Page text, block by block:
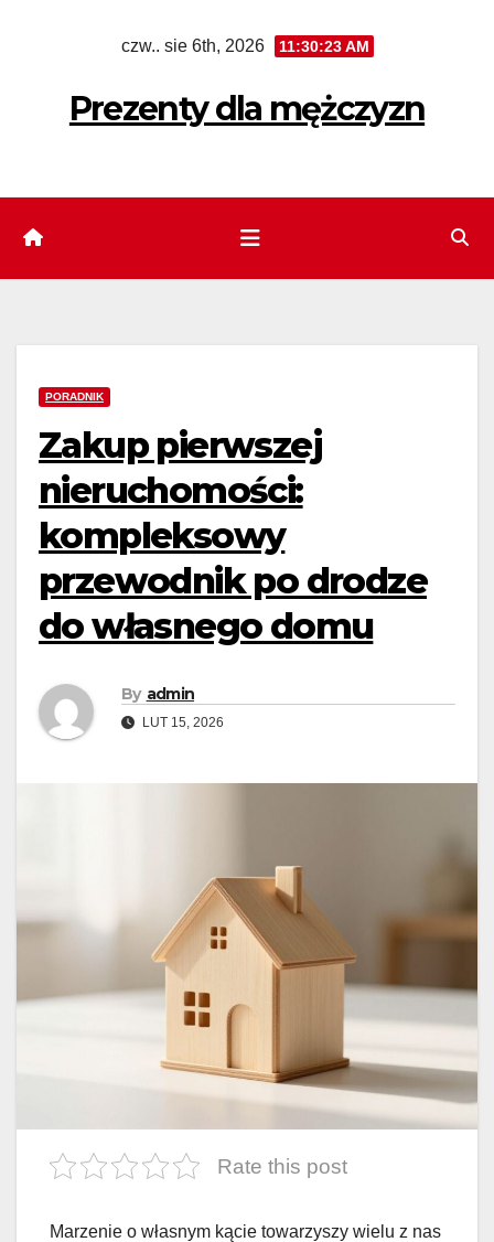
czw.. sie 6th, 2026 11:30:24 AM
Prezenty dla mężczyzn
PORADNIK
Zakup pierwszej
nieruchomości:
kompleksowy
przewodnik po drodze
do własnego domu
By admin
LUT 15, 2026
Rate this post
Marzenie o własnym kącie towarzyszy wielu z nas